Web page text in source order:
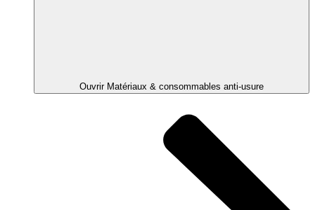
Ouvrir Matériaux & consommables anti-usure